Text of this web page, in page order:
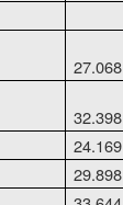
27.068
32.398
24.169
29.898